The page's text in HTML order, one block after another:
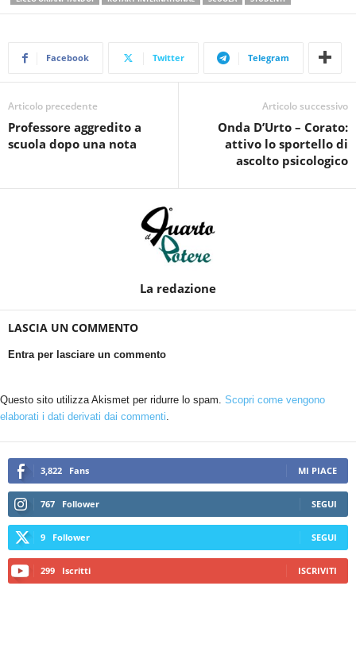
Facebook Twitter Telegram
Articolo precedente
Professore aggredito a
scuola dopo una nota
Articolo successivo
Onda D’Urto – Corato:
attivo lo sportello di
ascolto psicologico
La redazione
LASCIA UN COMMENTO
Entra per lasciare un commento
Questo sito utilizza Akismet per ridurre lo spam. Scopri come vengono
elaborati i dati derivati dai commenti.
3,822 Fans MI PIACE
767 Follower SEGUI
9 Follower SEGUI
299 Iscritti ISCRIVITI